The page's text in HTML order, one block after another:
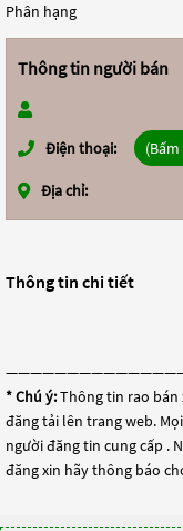
Phân hạng
Thông tin người bán
Điện thoại:
Địa chỉ:
Thông tin chi tiết
* Chú ý:Thông tin rao bán
đăng tải lên trang web.
người đăng tin cung cấp .
đăng xin hãy thông báo